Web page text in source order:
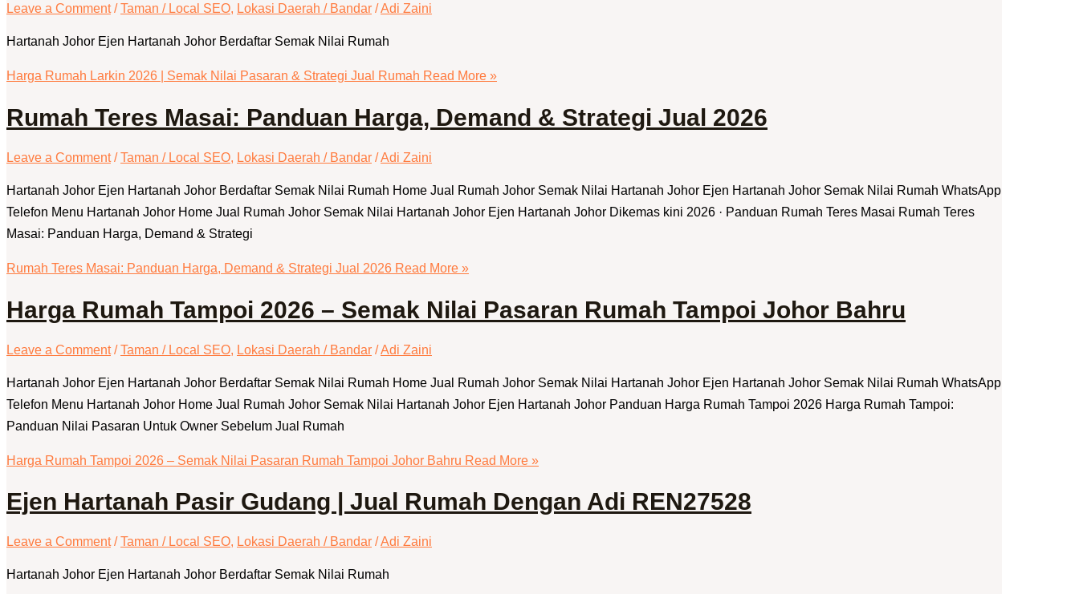
Leave a Comment /Taman / Local SEO, Lokasi Daerah / Bandar /Adi Zaini
Hartanah Johor Ejen Hartanah Johor Berdaftar Semak Nilai Rumah
Harga Rumah Larkin 2026 | Semak Nilai Pasaran & Strategi Jual Rumah Read More »
Rumah Teres Masai: Panduan Harga, Demand & Strategi Jual 2026
Leave a Comment /Taman / Local SEO, Lokasi Daerah / Bandar /Adi Zaini
Hartanah Johor Ejen Hartanah Johor Berdaftar Semak Nilai Rumah Home Jual Rumah Johor Semak Nilai Hartanah Johor Ejen Hartanah Johor Semak Nilai Rumah WhatsApp
Telefon Menu Hartanah Johor Home Jual Rumah Johor Semak Nilai Hartanah Johor Ejen Hartanah Johor Dikemas kini 2026 · Panduan Rumah Teres Masai Rumah Teres
Masai: Panduan Harga, Demand & Strategi
Rumah Teres Masai: Panduan Harga, Demand & Strategi Jual 2026 Read More »
Harga Rumah Tampoi 2026 – Semak Nilai Pasaran Rumah Tampoi Johor Bahru
Leave a Comment /Taman / Local SEO, Lokasi Daerah / Bandar /Adi Zaini
Hartanah Johor Ejen Hartanah Johor Berdaftar Semak Nilai Rumah Home Jual Rumah Johor Semak Nilai Hartanah Johor Ejen Hartanah Johor Semak Nilai Rumah WhatsApp
Telefon Menu Hartanah Johor Home Jual Rumah Johor Semak Nilai Hartanah Johor Ejen Hartanah Johor Panduan Harga Rumah Tampoi 2026 Harga Rumah Tampoi:
Panduan Nilai Pasaran Untuk Owner Sebelum Jual Rumah
Harga Rumah Tampoi 2026 – Semak Nilai Pasaran Rumah Tampoi Johor Bahru Read More »
Ejen Hartanah Pasir Gudang | Jual Rumah Dengan Adi REN27528
Leave a Comment /Taman / Local SEO, Lokasi Daerah / Bandar /Adi Zaini
Hartanah Johor Ejen Hartanah Johor Berdaftar Semak Nilai Rumah